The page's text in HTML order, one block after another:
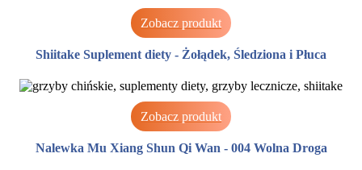
Zobacz produkt
Shiitake Suplement diety - Żołądek, Śledziona i Płuca
Zobacz produkt
Nalewka Mu Xiang Shun Qi Wan - 004 Wolna Droga